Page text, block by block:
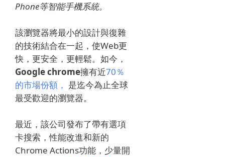
Phone等智能手機系統。
該瀏覽器將最小的設計與復雜
的技術結合在一起，使Web更
快，更安全，更輕鬆。 如今，
Google chrome擁有近70％
的市場份額， 是迄今為止全球
最受歡迎的瀏覽器。
最近，該公司發布了帶有選項
卡搜索，性能改進和新的
Chrome Actions功能，少量開